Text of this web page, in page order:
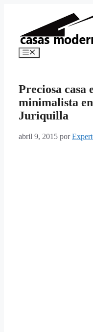
Menú
Preciosa casa
minimalista
Juriquilla
abril 9, 2015 por